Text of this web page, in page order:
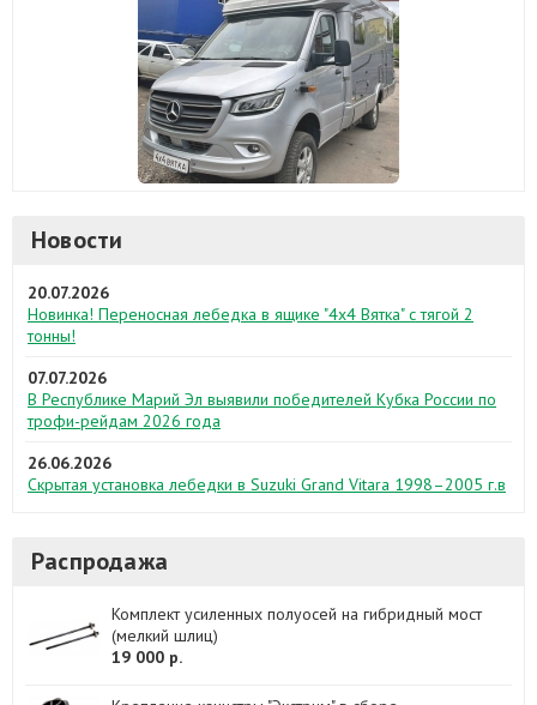
Новости
20.07.2026
Новинка! Переносная лебедка в ящике "4х4 Вятка" с тягой 2
тонны!
07.07.2026
В Республике Марий Эл выявили победителей Кубка России по
трофи-рейдам 2026 года
26.06.2026
Скрытая установка лебедки в Suzuki Grand Vitara 1998–2005 г.в
Распродажа
Комплект усиленных полуосей на гибридный мост
(мелкий шлиц)
19 000 р.